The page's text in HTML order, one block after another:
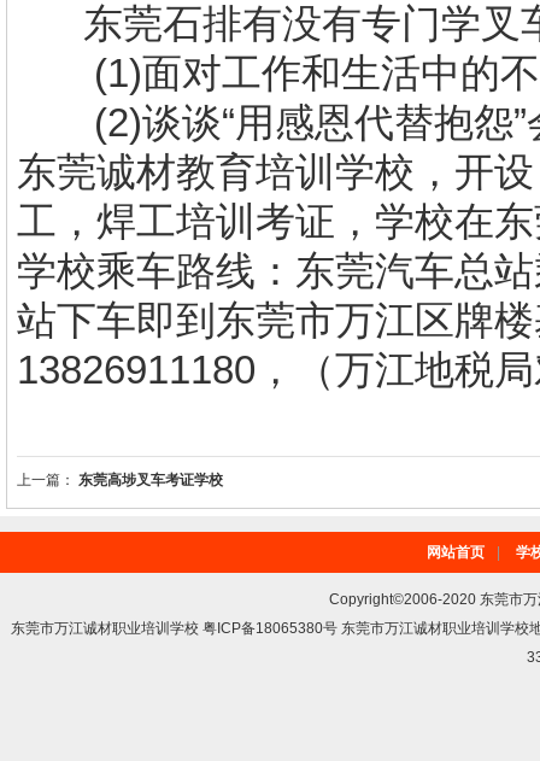
东莞石排有没有专门学叉
(1)面对工作和生活中的
(2)谈谈“用感恩代替抱怨
东莞诚材教育培训学校，开
工，焊工培训考证，学校在
学校乘车路线：东莞汽车总
站下车即到东莞市万江区牌
13826911180，（万江地税
上一篇： 东莞高埗叉车考证学校
网站首页 学
Copyright©2006-2020 东莞市
东莞市万江诚材职业培训学校 粤ICP备18065380号 东莞市万江诚材职业培训学